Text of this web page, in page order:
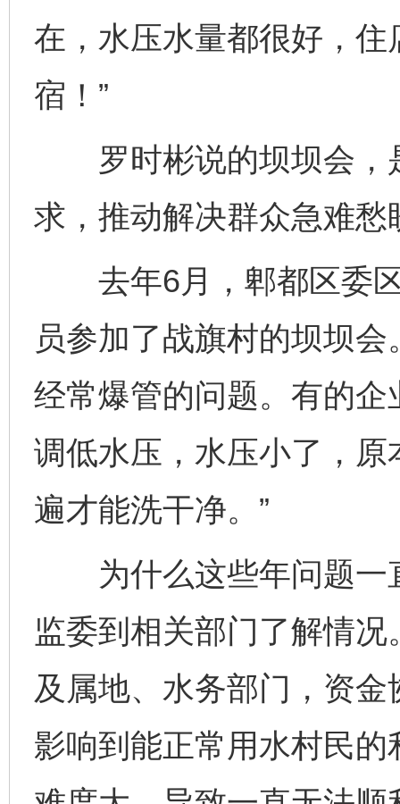
在，水压水量都很好，
宿！”
罗时彬说的坝坝会，
求，推动解决群众急难
去年6月，郫都区委区
员参加了战旗村的坝坝
经常爆管的问题。有的企
调低水压，水压小了，
遍才能洗干净。”
为什么这些年问题一
监委到相关部门了解情
及属地、水务部门，资
影响到能正常用水村民